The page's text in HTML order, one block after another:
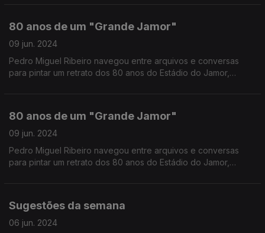
80 anos de um "Grande Jamor"
09 jun. 2024
Pedro Miguel Ribeiro navegou entre arquivos e conversas
para pintar um retrato dos 80 anos do Estádio do Jamor,
80 anos de um "Grande Jamor"
09 jun. 2024
Pedro Miguel Ribeiro navegou entre arquivos e conversas
para pintar um retrato dos 80 anos do Estádio do Jamor,
Sugestões da semana
06 jun. 2024